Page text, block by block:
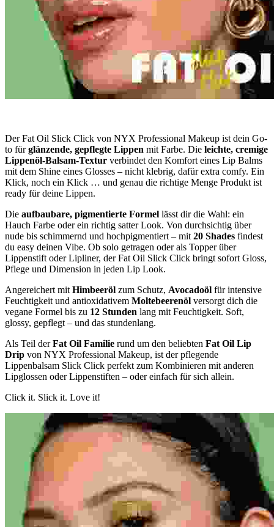
Der Fat Oil Slick Click von NYX Professional Makeup ist dein Go-
to fürglänzende, gepflegte Lippen mit Farbe. Die leichte, cremige
Lippenöl-Balsam-Textur verbindet den Komfort eines Lip Balms
mit dem Shine eines Glosses – nicht klebrig, dafür extra comfy. Ein
Klick, noch ein Klick … und genau die richtige Menge Produkt ist
ready für deine Lippen.
Die aufbaubare, pigmentierte Formel lässt dir die Wahl: ein
Hauch Farbe oder ein richtig satter Look. Von durchsichtig über
nude bis schimmernd und hochpigmentiert – mit 20 Shades findest
du easy deinen Vibe. Ob solo getragen oder als Topper über
Lippenstift oder Lipliner, der Fat Oil Slick Click bringt sofort Gloss,
Pflege und Dimension in jeden Lip Look.
Angereichert mit Himbeeröl zum Schutz, Avocadoöl für intensive
Feuchtigkeit und antioxidativem Moltebeerenöl versorgt dich die
vegane Formel bis zu 12 Stunden lang mit Feuchtigkeit. Soft,
glossy, gepflegt – und das stundenlang.
Als Teil derFat Oil Familie rund um den beliebten Fat Oil Lip
Drip von NYX Professional Makeup, ist der pflegende
Lippenbalsam Slick Click perfekt zum Kombinieren mit anderen
Lipglossen oder Lippenstiften – oder einfach für sich allein.
Click it. Slick it. Love it!